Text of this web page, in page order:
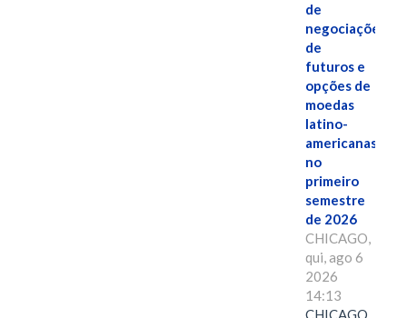
de
negociações
de
futuros e
opções de
moedas
latino-
americanas
no
primeiro
semestre
de 2026
CHICAGO,
qui, ago 6
2026
14:13
CHICAGO , 6